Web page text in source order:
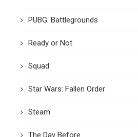
PUBG: Battlegrounds
Ready or Not
Squad
Star Wars: Fallen Order
Steam
The Day Before